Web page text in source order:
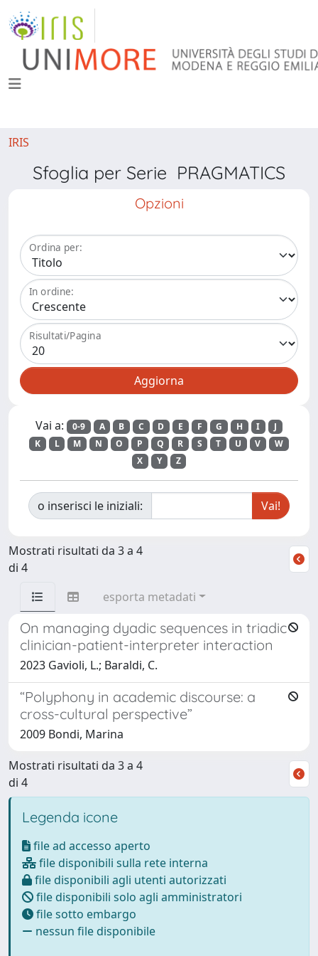
IRIS
Sfoglia per Serie PRAGMATICS
Opzioni
Ordina per:
In ordine:
Risultati/Pagina
Vai a: 0-9 A B C D E F G H I
J
K
L M N O P Q R S T U V
W
X
Y Z
o inserisci le iniziali:
Mostrati risultati da 3 a 4
di 4
esporta metadati
On managing dyadic sequences in triadic
clinician-patient-interpreter interaction
2023 Gavioli, L.; Baraldi, C.
“Polyphony in academic discourse: a
cross-cultural perspective”
2009 Bondi, Marina
Mostrati risultati da 3 a 4
di 4
Legenda icone
file ad accesso aperto
file disponibili sulla rete interna
file disponibili agli utenti autorizzati
file disponibili solo agli amministratori
file sotto embargo
nessun file disponibile